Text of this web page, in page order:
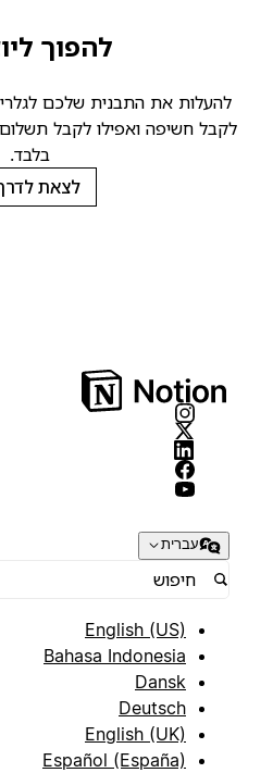
להפוך
לקבל חשיפה ואפילו לקבל תשלום –
בלבד.
לצאת לדרך→
עברית
English (US)
Bahasa Indonesia
Dansk
Deutsch
English (UK)
Español (España)